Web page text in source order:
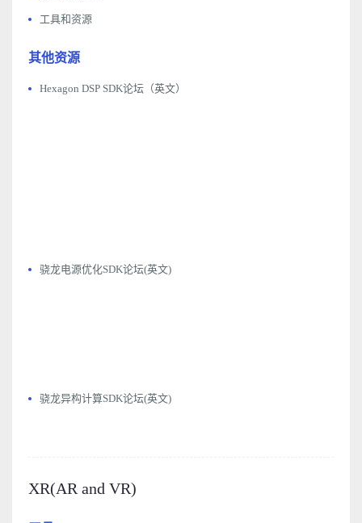
工具和资源
其他资源
Hexagon DSP SDK论坛（英文）
骁龙电源优化SDK论坛(英文)
骁龙异构计算SDK论坛(英文)
XR(AR and VR)